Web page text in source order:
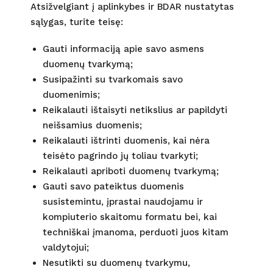
Atsižvelgiant į aplinkybes ir BDAR nustatytas
sąlygas, turite teisę:
Gauti informaciją apie savo asmens
duomenų tvarkymą;
Susipažinti su tvarkomais savo
duomenimis;
Reikalauti ištaisyti netikslius ar papildyti
neišsamius duomenis;
Reikalauti ištrinti duomenis, kai nėra
teisėto pagrindo jų toliau tvarkyti;
Reikalauti apriboti duomenų tvarkymą;
Gauti savo pateiktus duomenis
susistemintu, įprastai naudojamu ir
kompiuterio skaitomu formatu bei, kai
techniškai įmanoma, perduoti juos kitam
valdytojui;
Nesutikti su duomenų tvarkymu,